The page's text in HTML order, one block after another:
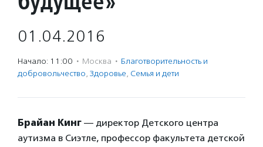
01.04.2016
Начало: 11:00 · Москва · Благотвори­тель­ность и
доброволь­чест­во, Здоровье, Семья и дети
Брайан Кинг — директор Детского центра
аутизма в Сиэтле, профессор факультета детской